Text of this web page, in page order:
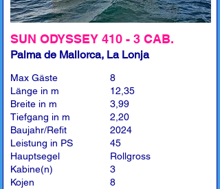
SUN ODYSSEY 410 - 3 CAB.
Palma de Mallorca, La Lonja
Max Gäste
Länge in m
Breite in m
Tiefgang in m
Baujahr/Refit
Leistung in PS
Hauptsegel
Kabine(n)
Kojen
8
12,35
3,99
2,20
2024
45
Rollgross
3
8